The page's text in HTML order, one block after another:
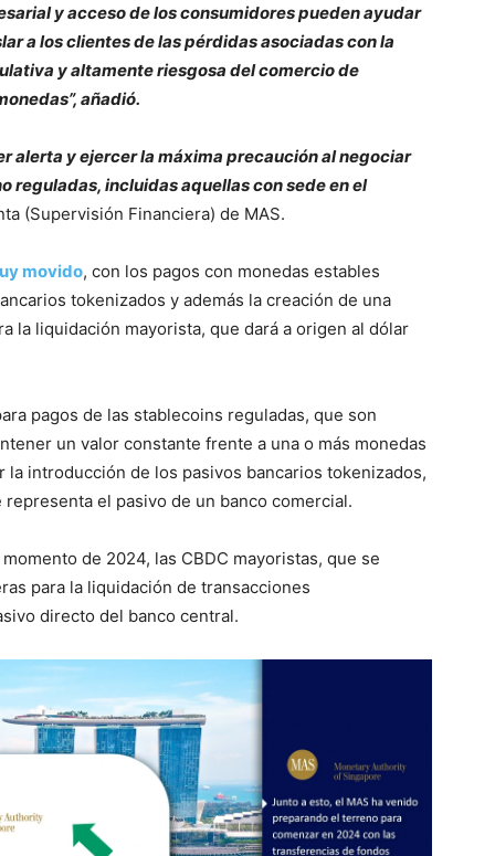
y acceso de los consumidores pueden ayudar
a los clientes de las pérdidas asociadas con la
y altamente riesgosa del comercio de
añadió.
alerta y ejercer la máxima precaución al negociar
reguladas, incluidas aquellas con sede en el
(Supervisión Financiera) de MAS.
movido, con los pagos con monedas estables
tokenizados y además la creación de una
la liquidación mayorista, que dará a origen al dólar
pagos de las stablecoins reguladas, que son
un valor constante frente a una o más monedas
introducción de los pasivos bancarios tokenizados,
el pasivo de un banco comercial.
de 2024, las CBDC mayoristas, que se
para la liquidación de transacciones
directo del banco central.